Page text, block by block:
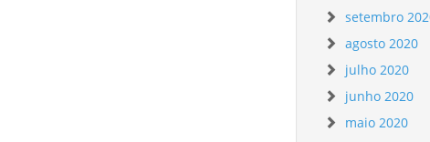
setembro
agosto 2020
julho 2020
junho 2020
maio 2020